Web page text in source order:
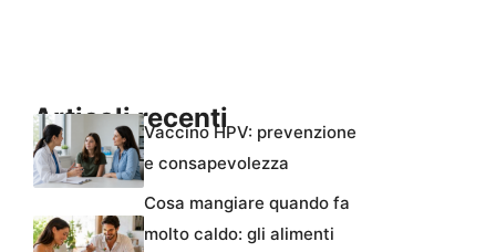
Articoli recentiVaccino HPV: prevenzione
e consapevolezza
Cosa mangiare quando fa
molto caldo: gli alimenti